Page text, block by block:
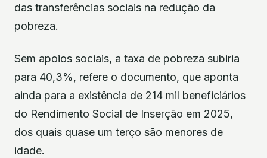
das transferências sociais na redução da
pobreza.
Sem apoios sociais, a taxa de pobreza subiria
para 40,3%, refere o documento, que aponta
ainda para a existência de 214 mil beneficiários
do Rendimento Social de Inserção em 2025,
dos quais quase um terço são menores de
idade.